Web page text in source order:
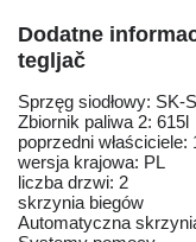
Dodatne
tegljač
Sprzęg siodłowy: SK-
Zbiornik paliwa 2: 615l
poprzedni właściciele:
wersja krajowa: PL
liczba drzwi: 2
skrzynia biegów
Automatyczna